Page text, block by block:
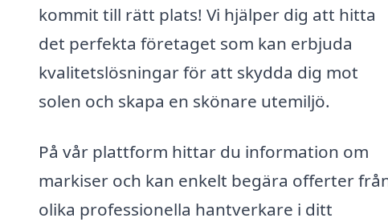
kommit till rätt plats! Vi hjälper dig att hitta
det perfekta företaget som kan erbjuda
kvalitetslösningar för att skydda dig mot
solen och skapa en skönare utemiljö.
På vår plattform hittar du information om
markiser och kan enkelt begära offerter
olika professionella hantverkare i ditt